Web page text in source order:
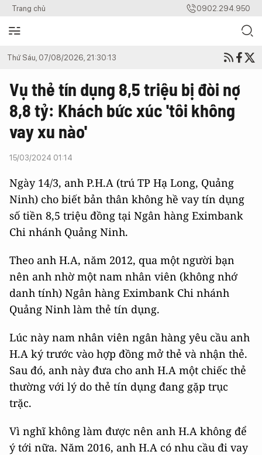
Trang chủ 0902.294.950
Thứ Sáu, 07/08/2026, 21:30:13
Vụ thẻ tín dụng 8,5 triệu bị đòi nợ
8,8 tỷ: Khách bức xúc 'tôi không
vay xu nào'
15/03/2024 01:14
Ngày 14/3, anh P.H.A (trú TP Hạ Long, Quảng
Ninh) cho biết bản thân không hề vay tín dụng
số tiền 8,5 triệu đồng tại Ngân hàng Eximbank
Chi nhánh Quảng Ninh.
Theo anh H.A, năm 2012, qua một người bạn
nên anh nhờ một nam nhân viên (không nhớ
danh tính) Ngân hàng Eximbank Chi nhánh
Quảng Ninh làm thẻ tín dụng.
Lúc này nam nhân viên ngân hàng yêu cầu anh
H.A ký trước vào hợp đồng mở thẻ và nhận thẻ.
Sau đó, anh này đưa cho anh H.A một chiếc thẻ
thường với lý do thẻ tín dụng đang gặp trục
trặc.
Vì nghĩ không làm được nên anh H.A không để
ý tới nữa. Năm 2016, anh H.A có nhu cầu đi vay